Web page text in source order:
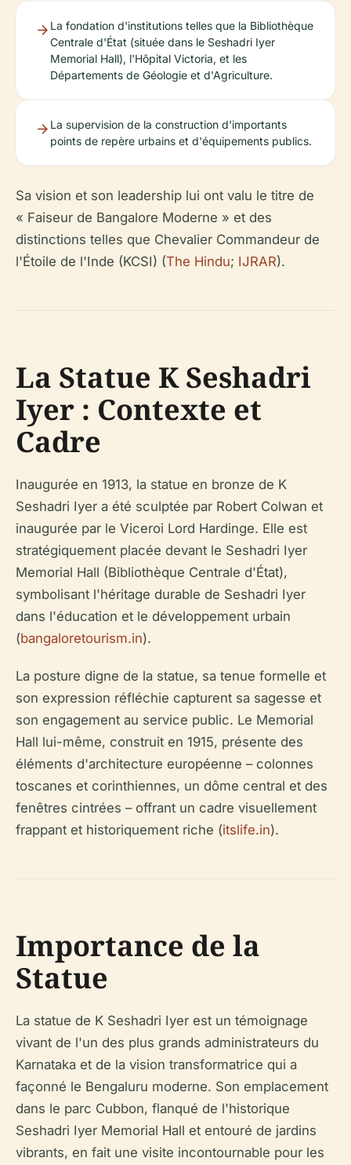
La fondation d'institutions telles que la Bibliothèque
Centrale d'État (située dans le Seshadri Iyer
Memorial Hall), l'Hôpital Victoria, et les
Départements de Géologie et d'Agriculture.
La supervision de la construction d'importants
points de repère urbains et d'équipements publics.
Sa vision et son leadership lui ont valu le titre de
« Faiseur de Bangalore Moderne » et des
distinctions telles que Chevalier Commandeur de
l'Étoile de l'Inde (KCSI) (The Hindu; IJRAR).
La Statue K Seshadri
Iyer : Contexte et
Cadre
Inaugurée en 1913, la statue en bronze de K
Seshadri Iyer a été sculptée par Robert Colwan et
inaugurée par le Viceroi Lord Hardinge. Elle est
stratégiquement placée devant le Seshadri Iyer
Memorial Hall (Bibliothèque Centrale d'État),
symbolisant l'héritage durable de Seshadri Iyer
dans l'éducation et le développement urbain
(bangaloretourism.in).
La posture digne de la statue, sa tenue formelle et
son expression réfléchie capturent sa sagesse et
son engagement au service public. Le Memorial
Hall lui-même, construit en 1915, présente des
éléments d'architecture européenne – colonnes
toscanes et corinthiennes, un dôme central et des
fenêtres cintrées – offrant un cadre visuellement
frappant et historiquement riche (itslife.in).
Importance de la
Statue
La statue de K Seshadri Iyer est un témoignage
vivant de l'un des plus grands administrateurs du
Karnataka et de la vision transformatrice qui a
façonné le Bengaluru moderne. Son emplacement
dans le parc Cubbon, flanqué de l'historique
Seshadri Iyer Memorial Hall et entouré de jardins
vibrants, en fait une visite incontournable pour les